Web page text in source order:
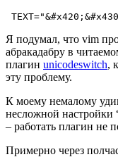
Я подумал, что vim
абракадабру в
плагин unicodeswitch,
эту проблему.
К моему немалому
несложной настройки
– работать плагин не
Примерно через